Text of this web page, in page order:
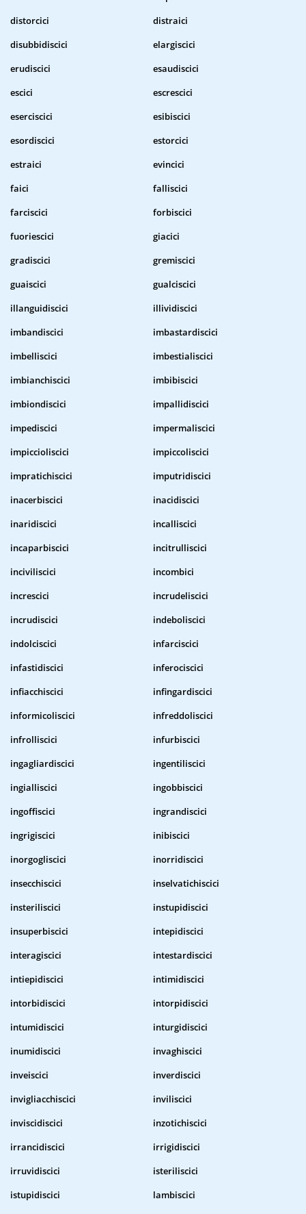
distorcici
distraici
disubbidiscici
elargiscici
erudiscici
esaudiscici
escici
escrescici
eserciscici
esibiscici
esordiscici
estorcici
estraici
evincici
faici
falliscici
farciscici
forbiscici
fuoriescici
giacici
gradiscici
gremiscici
guaiscici
gualciscici
illanguidiscici
illividiscici
imbandiscici
imbastardiscici
imbelliscici
imbestialiscici
imbianchiscici
imbibiscici
imbiondiscici
impallidiscici
impediscici
impermaliscici
impiccioliscici
impiccoliscici
impratichiscici
imputridiscici
inacerbiscici
inacidiscici
inaridiscici
incalliscici
incaparbiscici
incitrulliscici
inciviliscici
incombici
increscici
incrudeliscici
incrudiscici
indeboliscici
indolciscici
infarciscici
infastidiscici
inferociscici
infiacchiscici
infingardiscici
informicoliscici
infreddoliscici
infrolliscici
infurbiscici
ingagliardiscici
ingentiliscici
ingialliscici
ingobbiscici
ingoffiscici
ingrandiscici
ingrigiscici
inibiscici
inorgogliscici
inorridiscici
insecchiscici
inselvatichiscici
insteriliscici
instupidiscici
insuperbiscici
intepidiscici
interagiscici
intestardiscici
intiepidiscici
intimidiscici
intorbidiscici
intorpidiscici
intumidiscici
inturgidiscici
inumidiscici
invaghiscici
inveiscici
inverdiscici
invigliacchiscici
inviliscici
inviscidiscici
inzotichiscici
irrancidiscici
irrigidiscici
irruvidiscici
isteriliscici
istupidiscici
lambiscici